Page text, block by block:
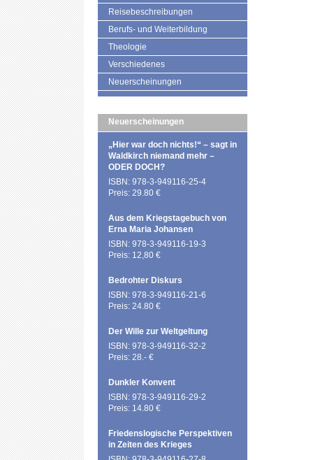
Reisebeschreibungen
Berufs- und Weiterbildung
Theologie
Verschiedenes
Neuerscheinungen
Neuerscheinungen
„Hier war doch nichts!“ – sagt in
Waldkirch niemand mehr –
ODER DOCH?
ISBN: 978-3-949116-25-4
Preis: 29.80 €
Aus dem Kriegstagebuch von
Erna Maria Johansen
ISBN: 978-3-949116-19-3
Preis: 12,80 €
Bedrohter Diskurs
ISBN: 978-3-949116-21-6
Preis: 24.80 €
Der Wille zur Weltgeltung
ISBN: 978-3-949116-32-2
Preis: 28.- €
Dunkler Konvent
ISBN: 978-3-949116-29-2
Preis: 14.80 €
Friedenslogische Perspektiven
in Zeiten des Krieges